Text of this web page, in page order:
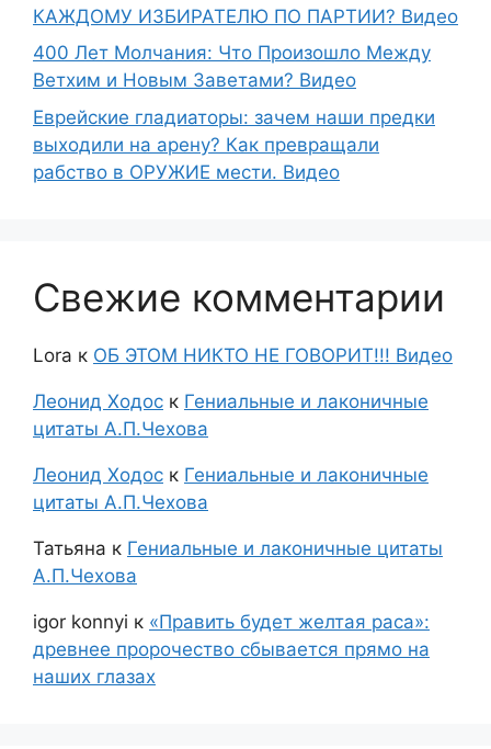
КАЖДОМУ ИЗБИРАТЕЛЮ ПО ПАРТИИ? Видео
400 Лет Молчания: Что Произошло Между
Ветхим и Новым Заветами? Видео
Еврейские гладиаторы: зачем наши предки
выходили на арену? Как превращали
рабство в ОРУЖИЕ мести. Видео
Свежие комментарии
Lora к ОБ ЭТОМ НИКТО НЕ ГОВОРИТ!!! Видео
Леонид Ходос к Гениальные и лаконичные
цитаты А.П.Чехова
Леонид Ходос к Гениальные и лаконичные
цитаты А.П.Чехова
Татьяна к Гениальные и лаконичные цитаты
А.П.Чехова
igor konnyi к «Править будет желтая раса»:
древнее пророчество сбывается прямо на
наших глазах